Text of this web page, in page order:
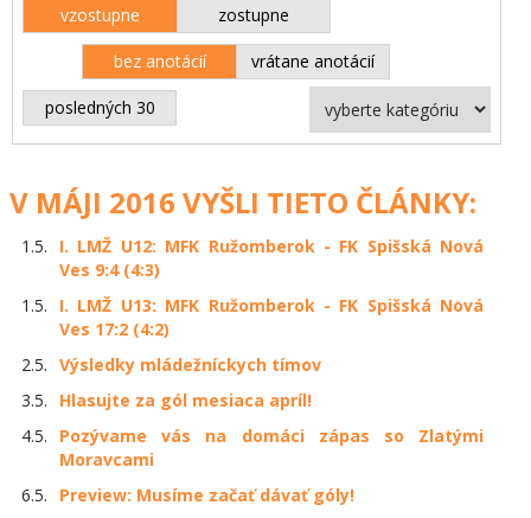
vzostupne zostupne
bez anotácií vrátane anotácií
posledných 30
V MÁJI 2016 VYŠLI TIETO ČLÁNKY:
1.5.
I. LMŽ U12: MFK Ružomberok - FK Spišská Nová
Ves 9:4 (4:3)
1.5.
I. LMŽ U13: MFK Ružomberok - FK Spišská Nová
Ves 17:2 (4:2)
2.5. Výsledky mládežníckych tímov
3.5.
Hlasujte za gól mesiaca apríl!
4.5.
Pozývame vás na domáci zápas so Zlatými
Moravcami
6.5.
Preview: Musíme začať dávať góly!